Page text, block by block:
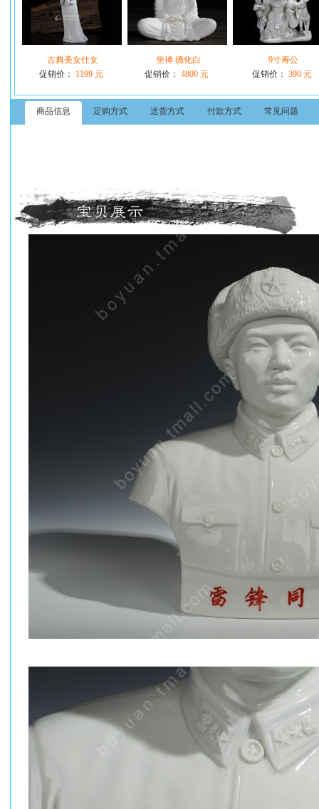
古典美女仕女
促销价：
1199 元
坐禅 德化白
促销价： 4800 元
9寸寿公
促销价： 390 元
商品信息 定购方式 送货方式 付款方式 常见问题